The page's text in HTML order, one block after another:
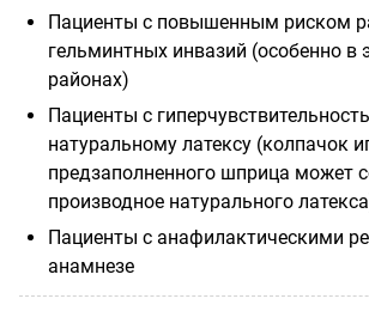
Пациенты с повышенным риском
гельминтных инвазий (особенно в
районах)
Пациенты с
натуральному латексу (колпачок
предзаполненного шприца может
производное натурального
Пациенты с анафилактическими
анамнезе